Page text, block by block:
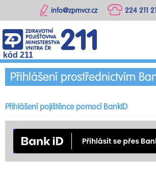
224 211
info@zpmvcr.cz
kód 211
Přihlášení prostřednictvím
Přihlášení pojištěnce pomocí BankID